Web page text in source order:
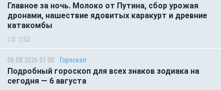
Главное за ночь. Молоко от Путина, сбор урожая
дронами, нашествие ядовитых каракурт и древние
катакомбы
0 52
06.08.2026 01:00 Гороскоп
Подробный гороскоп для всех знаков зодиака на
сегодня — 6 августа